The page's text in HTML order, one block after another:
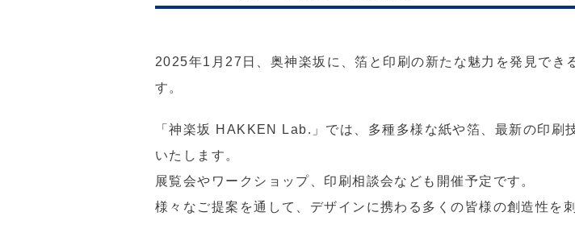
2025年1月27日、奥神楽坂に、箔と印刷の新たな魅力を発見で
す。
「神楽坂 HAKKEN Lab.」では、多種多様な紙や箔、最新の印刷
いたします。
展覧会やワークショップ、印刷相談会なども開催予定です。
様々なご提案を通して、デザインに携わる多くの皆様の創造性を